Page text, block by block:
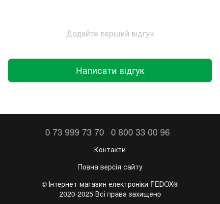
Додайте перший відгук
Написати відгук
0 73 999 73 70 0 800 33 00 96
Контакти
Повна версія сайту
©️ Інтернет-магазин електроніки FEDOX®
2020-2025 Всі права захищено